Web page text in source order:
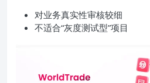
对业务真实性审核较细
不适合“灰度测试型”项目